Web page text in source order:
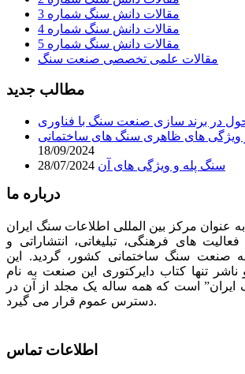
مقالات دانش سنگ شماره 3
مقالات دانش سنگ شماره 4
مقالات دانش سنگ شماره 5
مقالات علمی تخصصی صنعت سنگ
مطالب جدید
ویژگی های ظاهری سنگ های ساختمانی
18/09/2024
سنگ پله و ویژگی های آن 28/07/2024
درباره ما
مرکز بین المللی اطلاعات سنگ ایران
1375 وارد فعالیت های فرهنگی، تبلیغاتی، انتشاراتی و
صنعت سنگ ساختمانی کشور، گردید. این
تنها کتاب دایرکتوری این صنعت به نام
ایران” است که همه ساله یک مجلد از آن در
دسترس عموم قرار می گیرد.
اطلاعات تماس